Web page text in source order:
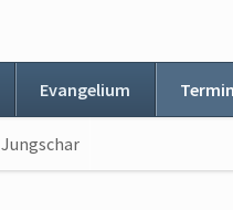
Evangelium
überspringen
Jungschar